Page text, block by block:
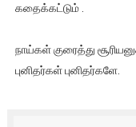
கதைக்கட்டும் .
நாய்கள் குரைத்து
புனிதர்கள் புனிதர்களே.